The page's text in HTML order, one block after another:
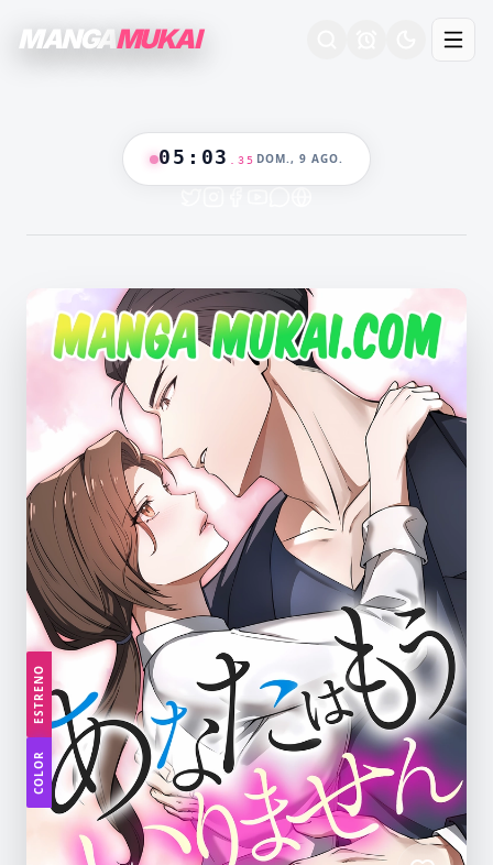
MANGA MUKAI
05 : 03 .37 DOM., 9 AGO.
ESTRENO
COLOR